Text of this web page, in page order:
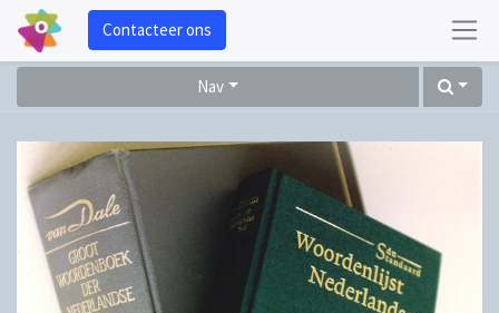
Contacteer ons
Nav